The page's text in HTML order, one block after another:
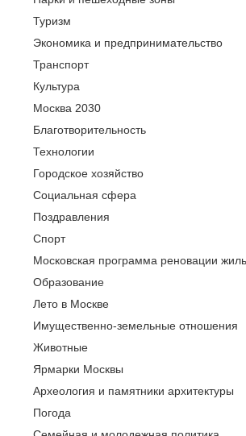
Туризм
Экономика и предпринимательство
Транспорт
Культура
Москва 2030
Благотворительность
Технологии
Городское хозяйство
Социальная сфера
Поздравления
Спорт
Московская программа реновации
Образование
Лето в Москве
Имущественно-земельные отношения
Животные
Ярмарки Москвы
Археология и памятники архитектуры
Погода